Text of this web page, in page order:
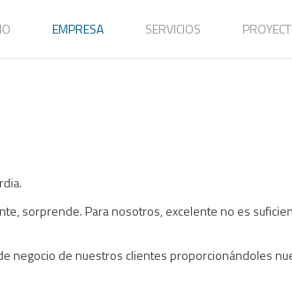
EMPRESA SERVICIOS
sorprende. Para nosotros, excelente no es
negocio de nuestros clientes proporcionándoles